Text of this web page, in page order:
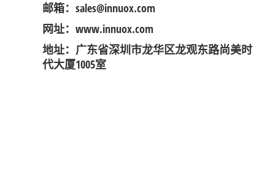
邮箱：sales@innuox.com
网址：www.innuox.com
地址：广东省深圳市龙华区龙观东路尚美时
代大厦1005室